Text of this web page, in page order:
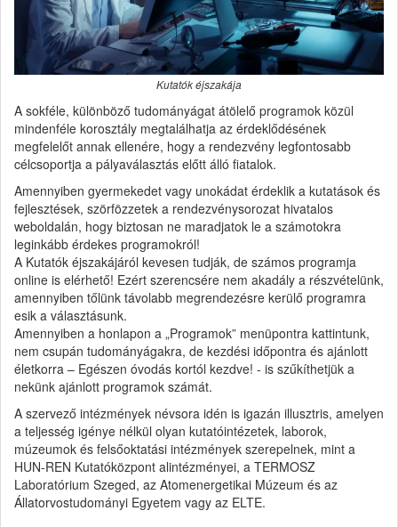
Kutatók éjszakája
A sokféle, különböző tudományágat átölelő programok közül
mindenféle korosztály megtalálhatja az érdeklődésének
megfelelőt annak ellenére, hogy a rendezvény legfontosabb
célcsoportja a pályaválasztás előtt álló fiatalok.
Amennyiben gyermekedet vagy unokádat érdeklik a kutatások és
fejlesztések, szörfözzetek a rendezvénysorozat hivatalos
weboldalán, hogy biztosan ne maradjatok le a számotokra
leginkább érdekes programokról!
A Kutatók éjszakájáról kevesen tudják, de számos programja
online is elérhető! Ezért szerencsére nem akadály a részvételünk,
amennyiben tőlünk távolabb megrendezésre kerülő programra
esik a választásunk.
Amennyiben a honlapon a „Programok” menüpontra kattintunk,
nem csupán tudományágakra, de kezdési időpontra és ajánlott
életkorra – Egészen óvodás kortól kezdve! - is szűkíthetjük a
nekünk ajánlott programok számát.
A szervező intézmények névsora idén is igazán illusztris, amelyen
a teljesség igénye nélkül olyan kutatóintézetek, laborok,
múzeumok és felsőoktatási intézmények szerepelnek, mint a
HUN-REN Kutatóközpont alintézményei, a TERMOSZ
Laboratórium Szeged, az Atomenergetikai Múzeum és az
Állatorvostudományi Egyetem vagy az ELTE.